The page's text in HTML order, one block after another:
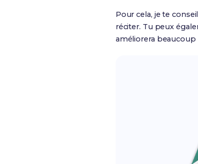
Pour cela, je te
réciter. Tu peux
améliorera